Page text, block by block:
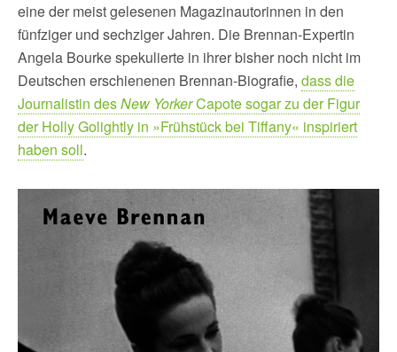
eine der meist gelesenen Magazinautorinnen in den
fünfziger und sechziger Jahren. Die Brennan-Expertin
Angela Bourke spekulierte in ihrer bisher noch nicht im
Deutschen erschienenen Brennan-Biografie, dass die
Journalistin desNew YorkerCapote sogar zu der Figur
der Holly Golightly in »Frühstück bei Tiffany« inspiriert
haben soll.